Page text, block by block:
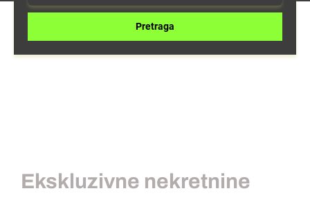
Pretraga
Ekskluzivne nekretnine